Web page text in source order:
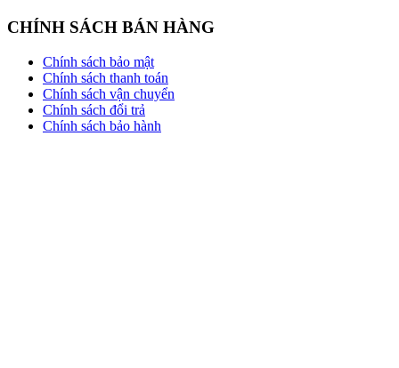
CHÍNH SÁCH BÁN HÀNG
Chính sách bảo mật
Chính sách thanh toán
Chính sách vận chuyển
Chính sách đổi trả
Chính sách bảo hành